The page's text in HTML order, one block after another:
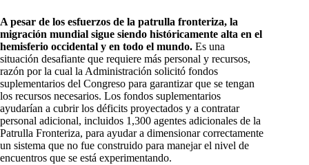
A pesar de los esfuerzos de la patrulla fronteriza, la
migración mundial sigue siendo históricamente alta en el
hemisferio occidental y en todo el mundo. Es una
situación desafiante que requiere más personal y recursos,
razón por la cual la Administración solicitó fondos
suplementarios del Congreso para garantizar que se tengan
los recursos necesarios. Los fondos suplementarios
ayudarían a cubrir los déficits proyectados y a contratar
personal adicional, incluidos 1,300 agentes adicionales de la
Patrulla Fronteriza, para ayudar a dimensionar correctamente
un sistema que no fue construido para manejar el nivel de
encuentros que se está experimentando.